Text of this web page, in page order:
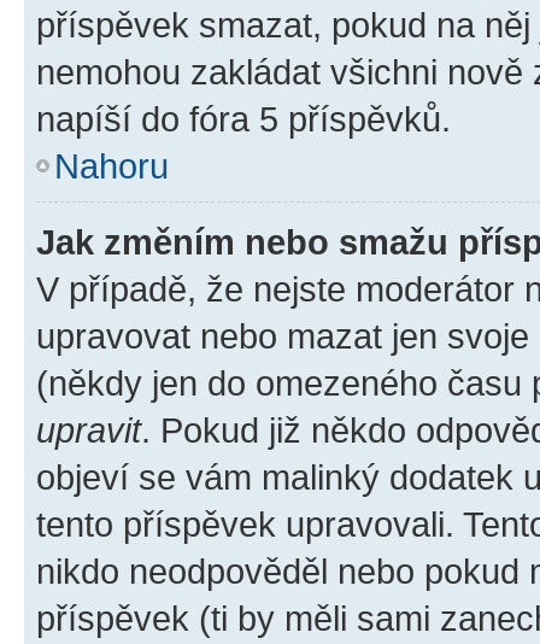
příspěvek smazat, pokud na
nemohou zakládat všichni
napíší do fóra 5 příspěvků.
Nahoru
Jak změním nebo smažu
V případě, že nejste moderátor
upravovat nebo mazat jen
(někdy jen do omezeného
upravit. Pokud již někdo
objeví se vám malinký dodatek
tento příspěvek upravovali.
nikdo neodpověděl nebo pokud
příspěvek (ti by měli sami